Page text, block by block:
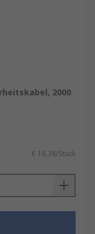
2000
€ 16,38/Stück